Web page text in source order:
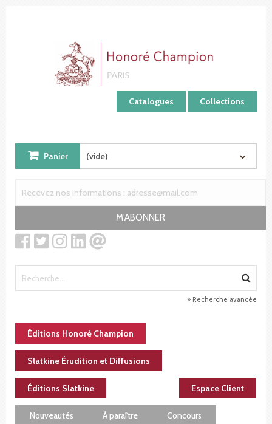
Catalogues Collections
Panier (vide)
M'ABONNER
Recherche avancée
Éditions Honoré Champion
Slatkine Érudition et Diffusions
Éditions Slatkine Espace Client
Nouveautés À paraître Concours